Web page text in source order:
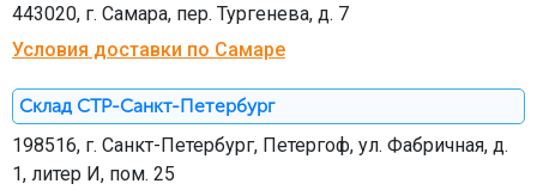
443020, г. Самара, пер. Тургенева, д. 7
Условия доставки по Самаре
Склад СТР-Санкт-Петербург
198516, г. Санкт-Петербург, Петергоф, ул. Фабричная, д.
1, литер И, пом. 25